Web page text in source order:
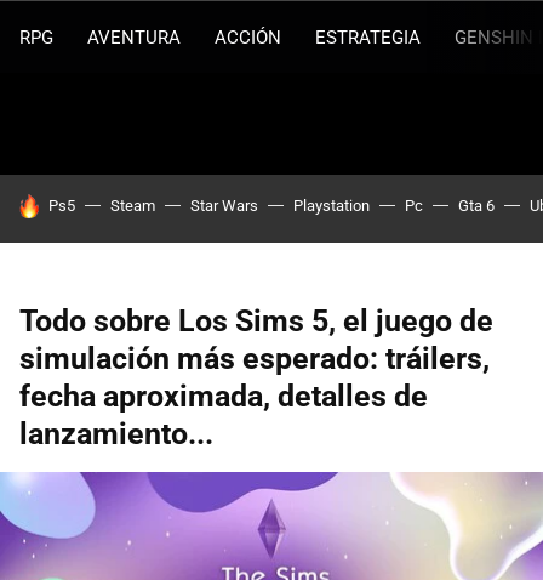
RPG AVENTURA ACCIÓN ESTRATEGIA GENSHIN
HOY SE HABLA DE
Ps5 Steam Star Wars Playstation Pc Gta 6
Todo sobre Los Sims 5, el juego de
simulación más esperado: tráilers,
fecha aproximada, detalles de
lanzamiento...